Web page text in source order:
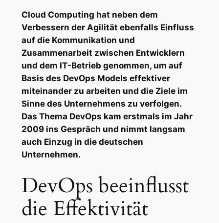
Cloud Computing hat neben dem
Verbessern der Agilität ebenfalls Einfluss
auf die Kommunikation und
Zusammenarbeit zwischen Entwicklern
und dem IT-Betrieb genommen, um auf
Basis des DevOps Models effektiver
miteinander zu arbeiten und die Ziele im
Sinne des Unternehmens zu verfolgen.
Das Thema DevOps kam erstmals im Jahr
2009 ins Gespräch und nimmt langsam
auch Einzug in die deutschen
Unternehmen.
DevOps beeinflusst
die Effektivität